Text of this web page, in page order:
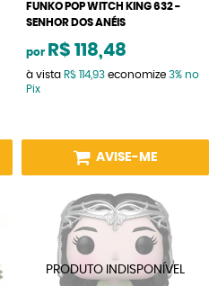
FUNKO POP WITCH KING 632 -
SENHOR DOS ANÉIS
por R$ 118,48
à vista R$ 114,93 economize 3% no
Pix
AVISE-ME